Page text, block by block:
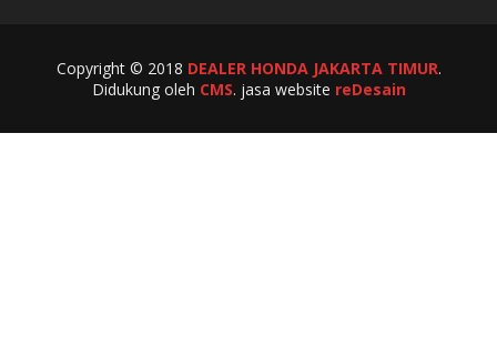
Copyright © 2018 DEALER HONDA JAKARTA TIMUR.
Didukung oleh CMS. jasa website reDesain